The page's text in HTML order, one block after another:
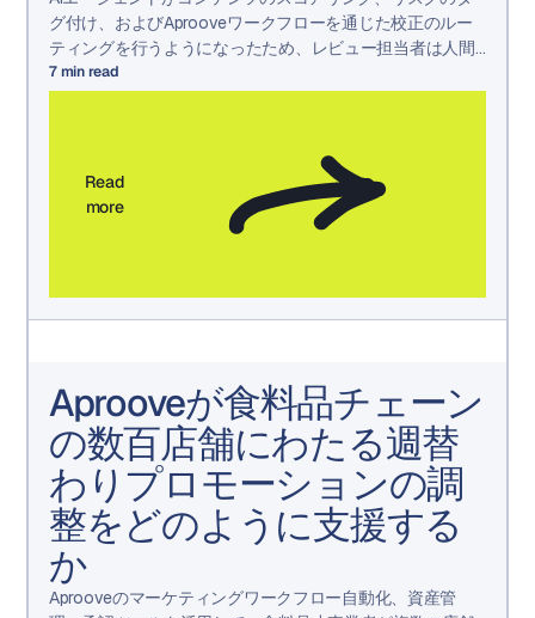
グ付け、およびAprooveワークフローを通じた校正のルー
ティングを行うようになったため、レビュー担当者は人間
の判断が必要な決定に集中できるようになりました。
7min read
Read
more
Aprooveが食料品チェーン
の数百店舗にわたる週替
わりプロモーションの調
整をどのように支援する
か
Aprooveのマーケティングワークフロー自動化、資産管